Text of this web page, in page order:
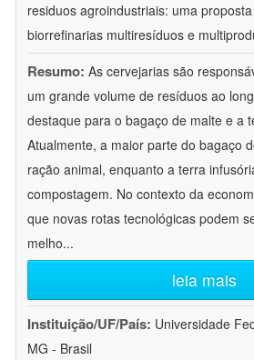
residuos agroindustriais: uma
biorrefinarias multiresíduos e
Resumo: As cervejarias são
um grande volume de resíduos ao
destaque para o bagaço de malte e a
Atualmente, a maior parte do bagaço
ração animal, enquanto a terra
compostagem. No contexto da
que novas rotas tecnológicas podem
melho...
leia mais
Instituição/UF/País: Universidade
MG - Brasil